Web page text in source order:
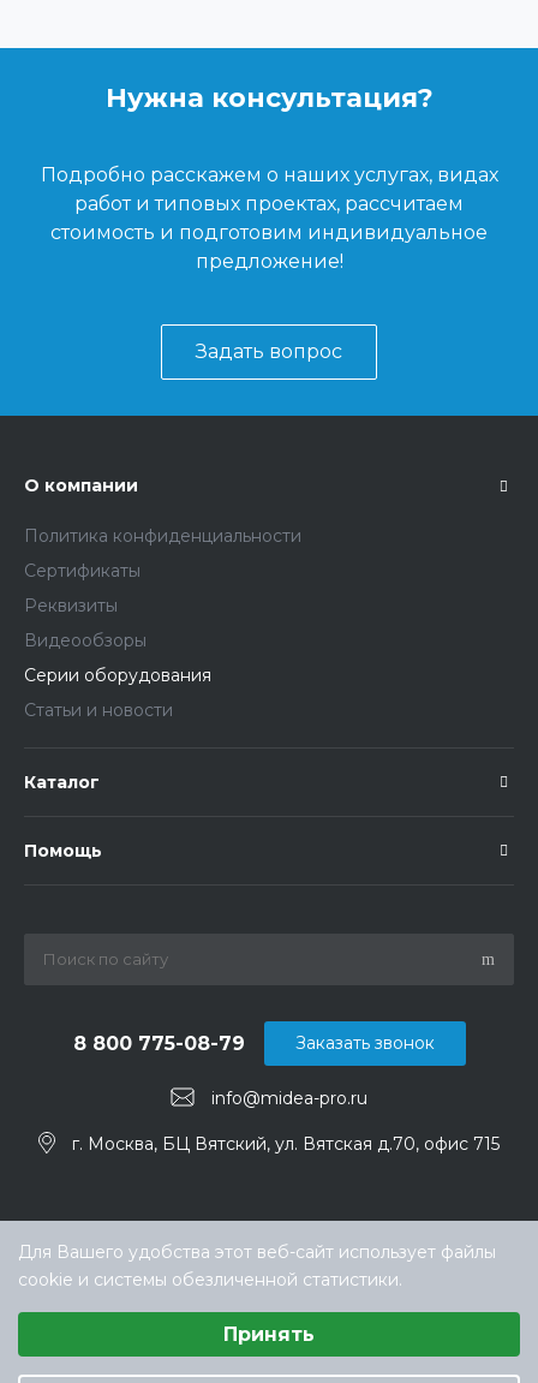
Нужна консультация?
Подробно расскажем о наших услугах, видах
работ и типовых проектах, рассчитаем
стоимость и подготовим индивидуальное
предложение!
Задать вопрос
О компании
Политика конфиденциальности
Сертификаты
Реквизиты
Видеообзоры
Серии оборудования
Статьи и новости
Каталог
Помощь
info@midea-pro.ru
8 800 775-08-79
г. Москва, БЦ Вятский, ул. Вятская д.70, офис 715
Заказать звонок
Для Вашего удобства этот веб-сайт использует файлы
cookie и системы обезличенной статистики.
Принять